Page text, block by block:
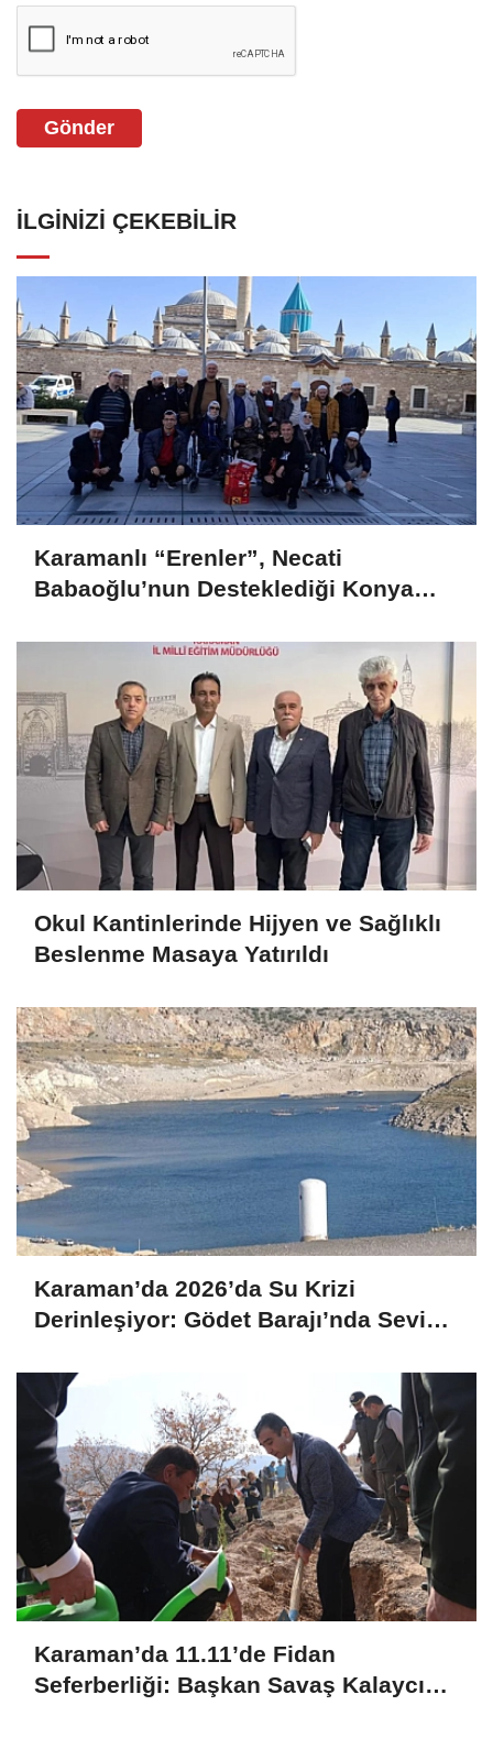
Gönder
İLGINIZI ÇEKEBILIR
Karamanlı “Erenler”, Necati
Babaoğlu’nun Desteklediği Konya
Okul Kantinlerinde Hijyen ve Sağlıklı
Beslenme Masaya Yatırıldı
Karaman’da 2026’da Su Krizi
Derinleşiyor: Gödet Barajı’nda Seviye
Karaman’da 11.11’de Fidan
Seferberliği: Başkan Savaş Kalaycı